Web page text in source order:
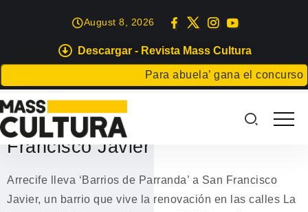
Descargar - Revista Mass Cultura
Para abuela’ gana el concurso
August 8, 2026
EVENTOS
Arrecife lleva
‘Barrios de Parranda’ a San
Francisco Javier
Arrecife lleva ‘Barrios de Parranda’ a San Francisco
Javier, un barrio que vive la renovación en las calles La